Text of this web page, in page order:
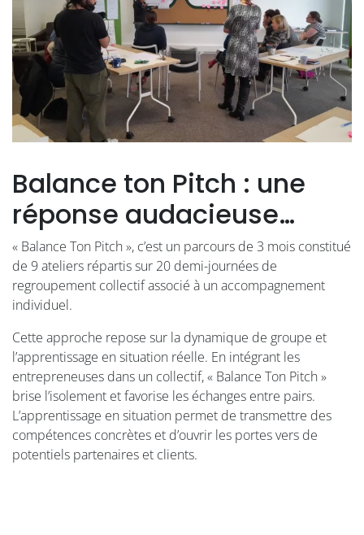
Balance ton Pitch : une
réponse audacieuse…
« Balance Ton Pitch », c’est un parcours de 3 mois constitué
de 9 ateliers répartis sur 20 demi-journées de
regroupement collectif associé à un accompagnement
individuel.
Cette approche repose sur la dynamique de groupe et
l’apprentissage en situation réelle. En intégrant les
entrepreneuses dans un collectif, « Balance Ton Pitch »
brise l’isolement et favorise les échanges entre pairs.
L’apprentissage en situation permet de transmettre des
compétences concrètes et d’ouvrir les portes vers de
potentiels partenaires et clients.